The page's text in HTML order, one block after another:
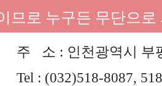
므로 누구든 무단으
주 소 : 인천광역시 부
Tel : (032)518-8087,